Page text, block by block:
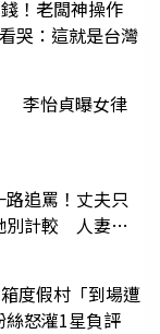
！老闆神操作
哭：這就是台灣
李怡貞曝女律
追罵！丈夫只
別計較 人妻超
度假村「到場遭
怒灌1星負評